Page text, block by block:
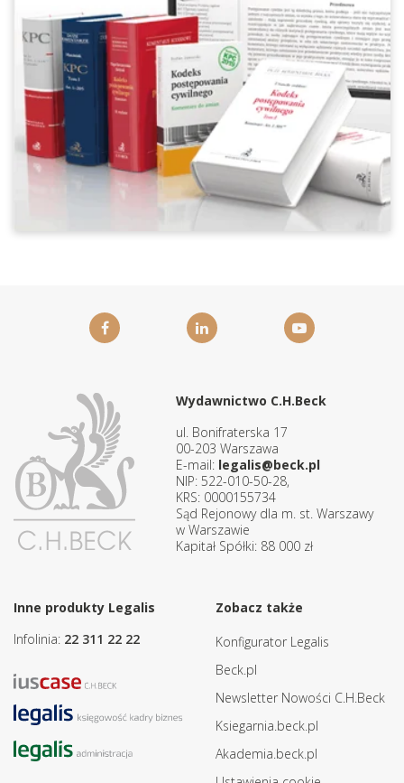
Wydawnictwo C.H.Beck
ul. Bonifraterska 17
00-203 Warszawa
E-mail: legalis@beck.pl
NIP: 522-010-50-28,
KRS: 0000155734
Sąd Rejonowy dla m. st. Warszawy
w Warszawie
Kapitał Spółki: 88 000 zł
Inne produkty Legalis
Infolinia: 22 311 22 22
Zobacz także
Konfigurator Legalis
Beck.pl
Newsletter Nowości C.H.Beck
Ksiegarnia.beck.pl
Akademia.beck.pl